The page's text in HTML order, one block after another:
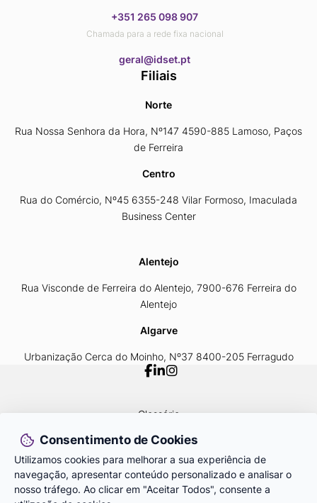
+351 265 098 907
Chamada para a rede fixa nacional
​​​​​​​geral@idset.pt
Filiais
Norte
Rua Nossa Senhora da Hora, Nº147 4590-885 Lamoso, Paços
de Ferreira
Centro
Rua do Comércio, Nº45 6355-248 Vilar Formoso, Imaculada
Business Center
Alentejo
Rua Visconde de Ferreira do Alentejo, 7900-676 Ferreira do
Alentejo
Algarve
Urbanização Cerca do Moinho, Nº37 8400-205 Ferragudo
Glossário
Livro de Reclamações
Área Reservada ID START
Consentimento de Cookies
Utilizamos cookies para melhorar a sua experiência de
navegação, apresentar conteúdo personalizado e analisar o
nosso tráfego. Ao clicar em "Aceitar Todos", consente a